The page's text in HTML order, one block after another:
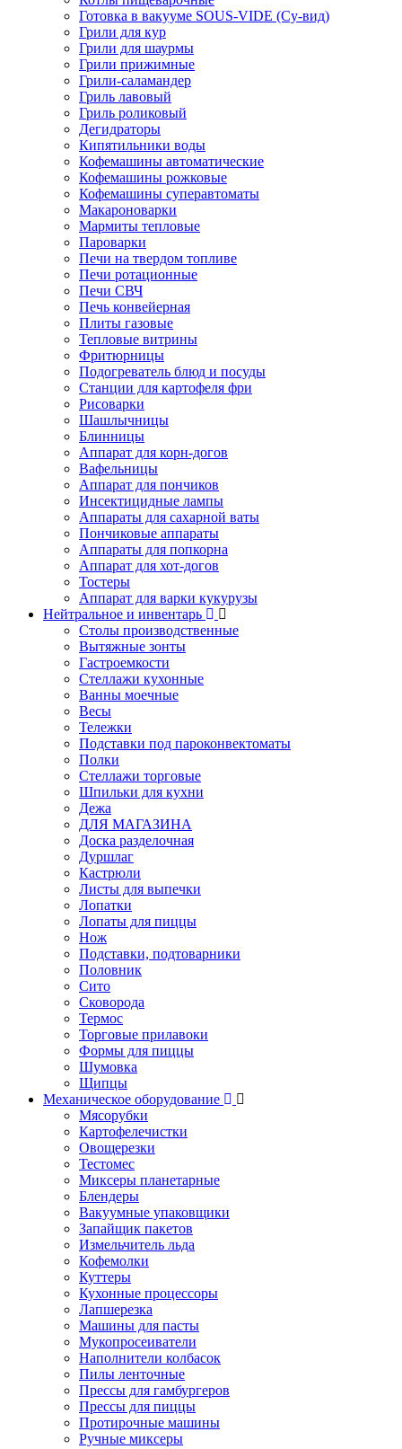
Готовка в вакууме SOUS-VIDE (Су-вид)
Грили для кур
Грили для шаурмы
Грили прижимные
Грили-саламандер
Гриль лавовый
Гриль роликовый
Дегидраторы
Кипятильники воды
Кофемашины автоматические
Кофемашины рожковые
Кофемашины суперавтоматы
Макароноварки
Мармиты тепловые
Пароварки
Печи на твердом топливе
Печи ротационные
Печи СВЧ
Печь конвейерная
Плиты газовые
Тепловые витрины
Фритюрницы
Подогреватель блюд и посуды
Станции для картофеля фри
Рисоварки
Шашлычницы
Блинницы
Аппарат для корн-догов
Вафельницы
Аппарат для пончиков
Инсектицидные лампы
Аппараты для сахарной ваты
Пончиковые аппараты
Аппараты для попкорна
Аппарат для хот-догов
Тостеры
Аппарат для варки кукурузы
Нейтральное и инвентарь
Столы производственные
Вытяжные зонты
Гастроемкости
Стеллажи кухонные
Ванны моечные
Весы
Тележки
Подставки под пароконвектоматы
Полки
Стеллажи торговые
Шпильки для кухни
Дежа
ДЛЯ МАГАЗИНА
Доска разделочная
Дуршлаг
Кастрюли
Листы для выпечки
Лопатки
Лопаты для пиццы
Нож
Подставки, подтоварники
Половник
Сито
Сковорода
Термос
Торговые прилавоки
Формы для пиццы
Шумовка
Щипцы
Механическое оборудование
Мясорубки
Картофелечистки
Овощерезки
Тестомес
Миксеры планетарные
Блендеры
Вакуумные упаковщики
Запайщик пакетов
Измельчитель льда
Кофемолки
Куттеры
Кухонные процессоры
Лапшерезка
Машины для пасты
Мукопросеиватели
Наполнители колбасок
Пилы ленточные
Прессы для гамбургеров
Прессы для пиццы
Протирочные машины
Ручные миксеры